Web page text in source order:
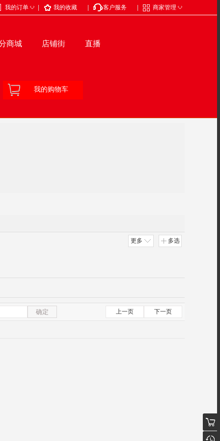
我的订单 ◇ 我的收藏 客户服务 商家管理 ◇
商城 店铺街 直播
我的购物车
更多 多选
确定 上一页 下一页